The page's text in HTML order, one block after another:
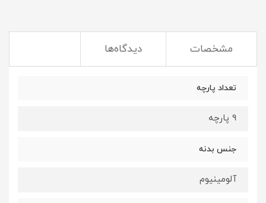
مشخصات دیدگاه‌ها
تعداد پارچه
9 پارچه
جنس بدنه
آلومینیوم